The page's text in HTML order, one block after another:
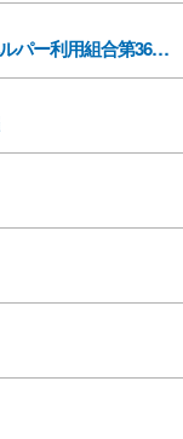
阿寒酪農振興会第62回定期総会阿寒酪農ヘルパー利用組合第36回定期総会開催